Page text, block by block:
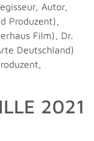
Autor,
Produzent),
Film), Dr.
Deutschland)
2021